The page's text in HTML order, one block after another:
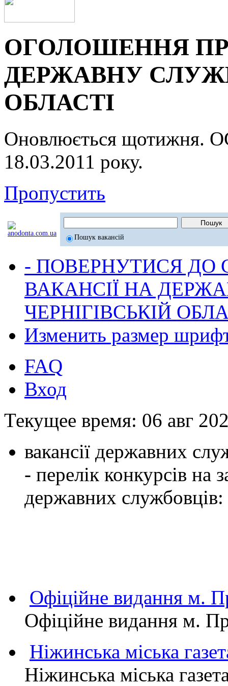
ОГОЛОШЕННЯ
ДЕРЖАВНУ
ОБЛАСТІ
Оновлюється
18.03.2011 року.
Пропустить
Пошук вакансій
- ПОВЕРНУТИСЯ ДО
ВАКАНСІЇ НА
ЧЕРНІГІВСЬКІЙ
Изменить размер
FAQ
Вход
Текущее время: 06 авг
вакансії державних
- перелік конкурсів на
державних службовців:
Офіційне видання
Офіційне видання м.
Ніжинська міська
Ніжинська міська